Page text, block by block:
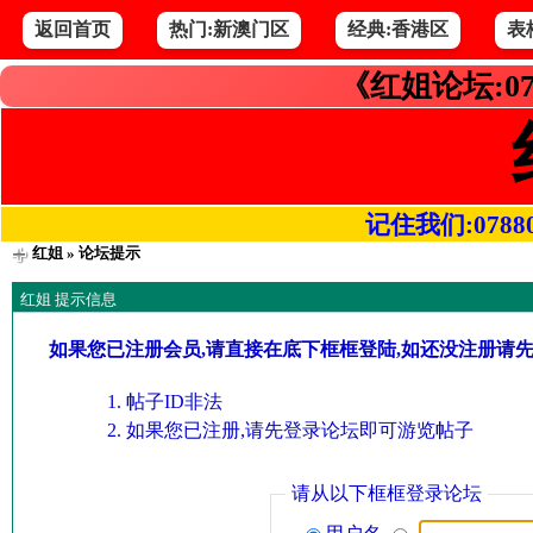
返回首页 热门:新澳门区 经典:香港区 表
《红姐论坛
记住我们
红姐» 论坛提示
红姐 提示信息
如果您已注册会员,请直接在底下框框登陆,如还没注册请
帖子ID非法
如果您已注册,请先登录论坛即可游览帖子
请从以下框框登录论坛